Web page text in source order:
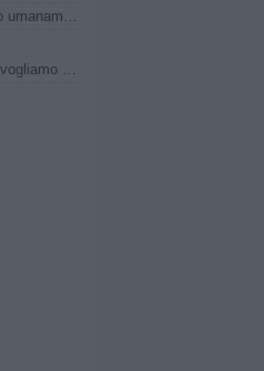
Perugia, lo sfogo social di Tedesco: "Ferito umanamente da Alessandro Gaucci"
Union Brescia, Corini: "Tanto entusiasmo, vogliamo il secondo turno"